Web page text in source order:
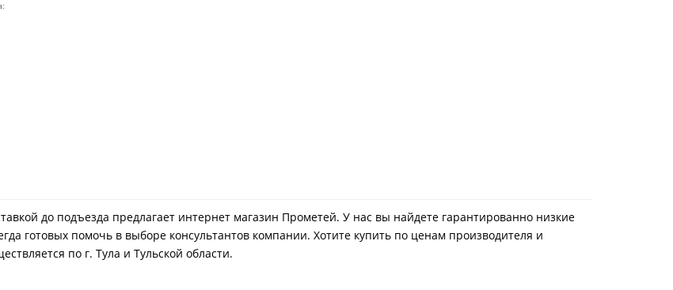
до подъезда предлагает интернет магазин Прометей. У нас вы найдете гарантированно низкие
готовых помочь в выборе консультантов компании. Хотите купить по ценам производителя и
по г. Тула и Тульской области.